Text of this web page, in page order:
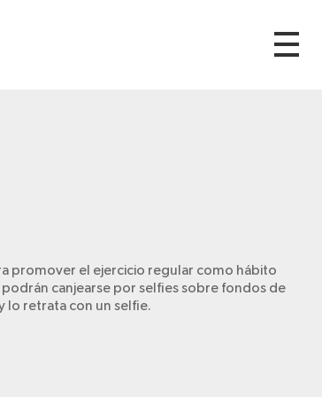
promover el ejercicio regular como hábito
canjearse por selfies sobre fondos de
lo retrata con un selfie.